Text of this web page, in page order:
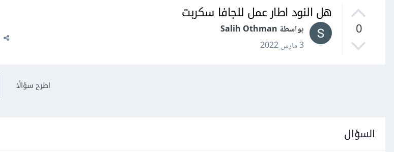
0
هل النود اطار عمل للجافا سكربت
بواسطة Salih Othman
3 مارس 2022
اطرح سؤالًا
السؤال